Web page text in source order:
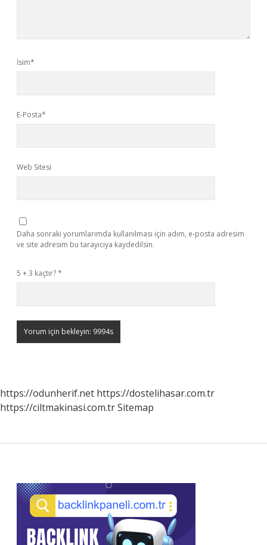
İsim*
E-Posta*
Web Sitesi
Daha sonraki yorumlarımda kullanılması için adım, e-posta adresim
ve site adresim bu tarayıcıya kaydedilsin.
5 + 3 kaçtır?*
https://odunherif.net https://dostelihasar.com.tr
https://ciltmakinasi.com.trSitemap
Sidebar